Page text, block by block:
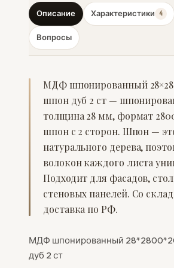
Описание Характеристики 4
Вопросы
МДФ шпонированный
шпон дуб 2 ст —
толщина 28 мм, формат
шпон с 2 сторон. Шпон —
натурального дерева,
волокон каждого листа
Подходит для фасадов,
стеновых панелей. Со
доставка по РФ.
МДФ шпонированный
дуб 2 ст